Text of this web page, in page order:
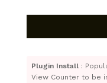
Plugin Install :
View Counter to be